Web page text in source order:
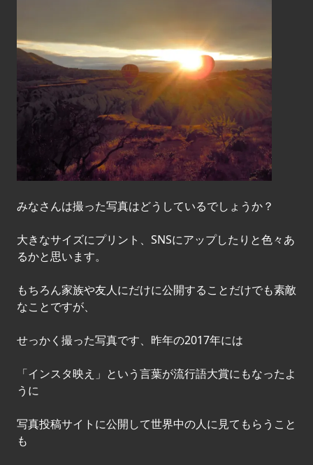
みなさんは撮った写真はどうしているでしょうか？
大きなサイズにプリント、SNSにアップしたりと色々あ
るかと思います。
もちろん家族や友人にだけに公開することだけでも素敵
なことですが、
せっかく撮った写真です、昨年の2017年には
「インスタ映え」という言葉が流行語大賞にもなったよ
うに
写真投稿サイトに公開して世界中の人に見てもらうこと
も